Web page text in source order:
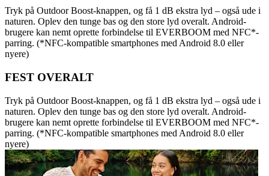
Tryk på Outdoor Boost-knappen, og få 1 dB ekstra lyd – også ude i
naturen. Oplev den tunge bas og den store lyd overalt. Android-
brugere kan nemt oprette forbindelse til EVERBOOM med NFC*-
parring. (*NFC-kompatible smartphones med Android 8.0 eller
nyere)
FEST OVERALT
Tryk på Outdoor Boost-knappen, og få 1 dB ekstra lyd – også ude i
naturen. Oplev den tunge bas og den store lyd overalt. Android-
brugere kan nemt oprette forbindelse til EVERBOOM med NFC*-
parring. (*NFC-kompatible smartphones med Android 8.0 eller
nyere)